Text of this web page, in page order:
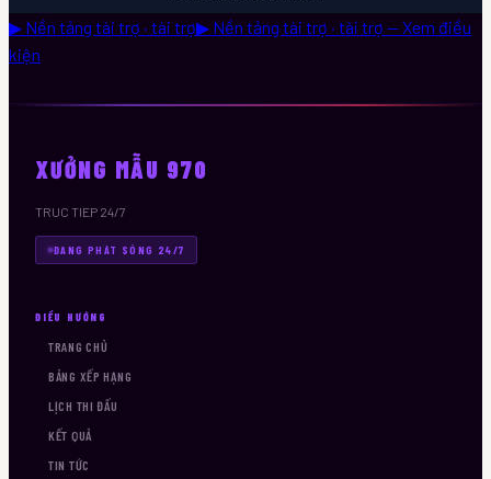
▶ Nền tảng tài trợ · tài trợ▶ Nền tảng tài trợ · tài trợ — Xem điều
kiện
XƯỞNG MẪU 970
TRUC TIEP 24/7
ĐANG PHÁT SÓNG 24/7
ĐIỀU HƯỚNG
TRANG CHỦ
BẢNG XẾP HẠNG
LỊCH THI ĐẤU
KẾT QUẢ
TIN TỨC